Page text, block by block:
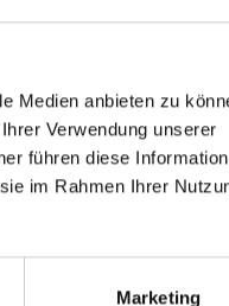
Medien anbieten zu
Verwendung unserer
führen diese
im Rahmen Ihrer
Marketing
und in der Arbeit
Ansatzes.
Fachwissen vertieft, sondern
Blick auf Gesundheit. Durch
weiter aus und